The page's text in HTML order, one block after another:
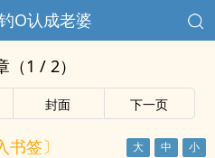
O认成老婆
（1 / 2）
封面 下一页
书签〕